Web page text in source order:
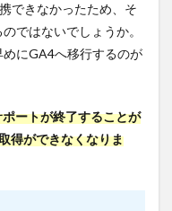
できなかったため、そ
ではないでしょうか。
にGA4へ移行するのが
ートが終了することが
得ができなくなりま